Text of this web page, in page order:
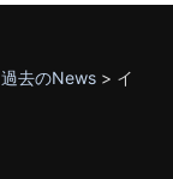
過去のNews> イ